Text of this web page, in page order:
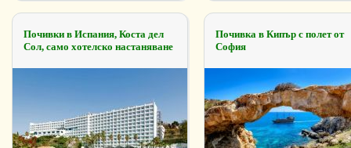
Почивки в Испания, Коста дел
Сол, само хотелско настаняване
Почивка в Кипър с полет от
София